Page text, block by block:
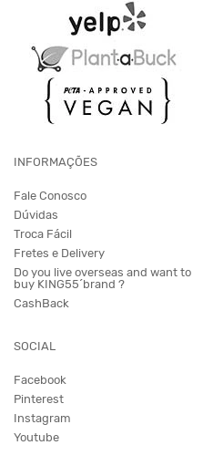
INFORMAÇÕES
Fale Conosco
Dúvidas
Troca Fácil
Fretes e Delivery
Do you live overseas and want to
buy KING55´brand ?
CashBack
SOCIAL
Facebook
Pinterest
Instagram
Youtube